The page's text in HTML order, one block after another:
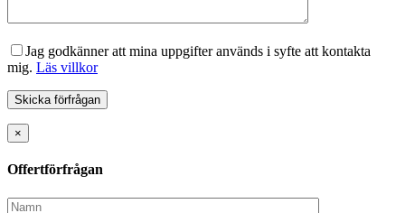
Jag godkänner att mina uppgifter används i syfte att kontakta
mig. Läs villkor
×
Offertförfrågan